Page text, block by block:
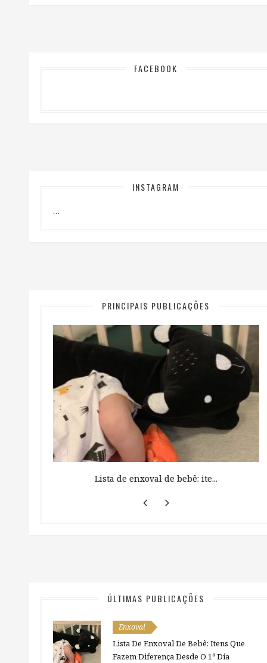
FACEBOOK
INSTAGRAM
…
PRINCIPAIS PUBLICAÇÕES
Lista de enxoval de bebê: ite...
ÚLTIMAS PUBLICAÇÕES
Enxoval
Lista De Enxoval De Bebê: Itens Que
Fazem Diferença Desde O 1º Dia